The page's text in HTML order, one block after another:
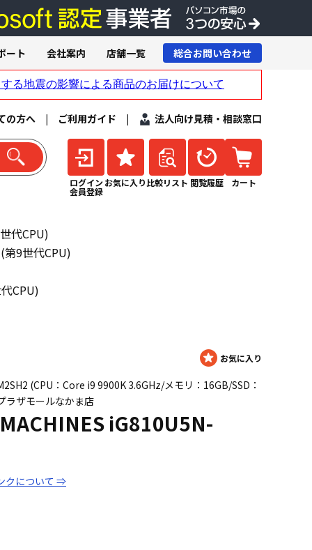
の方へ | ご利用ガイド | 法人向け見積・相談窓口
ログイン
会員登録
お気に入り 比較リスト 閲覧履歴 カート
ート 会社案内 店舗一覧 総合お問い合わせ
代CPU)
9世代CPU)
CPU)
(CPU：Core i9 9900K 3.6GHz/メモリ：16GB/SSD：
ラザモールなかま店
iG810U5N-
クについて ⇒